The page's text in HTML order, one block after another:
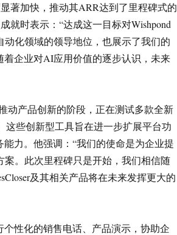
著加快，推动其ARR达到了里程碑式的
就时表示：“达成这一目标对Wishpond
化领域的领导地位，也展示了我们的
企业对AI应用价值的逐步认识，未来
动产品创新的阶段，正在测试多款全新
些创新型工具旨在进一步扩展平台功
力。他强调：“我们的使命是为企业提
。此次里程碑只是开始，我们相信随
及其相关产品将在未来发挥更大的
个性化的销售电话、产品演示，协助企